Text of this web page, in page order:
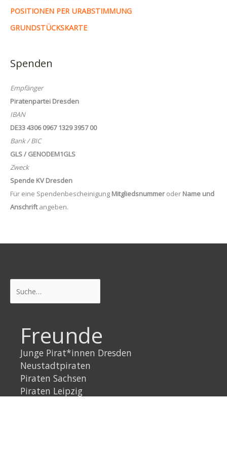
POSITIONEN PER URABSTIMMUNG
GRUNDSTÜCKSKARTE
Spenden
Empfänger
Piratenpartei Dresden
IBAN
DE33 4306 0967 1329 3957 00
Bank / BIC
GLS / GENODEM1GLS
Zweck
Spende KV Dresden
Für eine Spendenbescheinigung Mitgliedsnummeroder Name und
Anschriftangeben.
Freunde
Junge Pirat*innen Dresden
Neustadtpiraten
Piraten Sachsen
Piraten Leipzig